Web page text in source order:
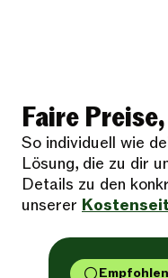
Faire
So individuell wie
Lösung, die zu dir
Details zu den
unserer
Empfohlen